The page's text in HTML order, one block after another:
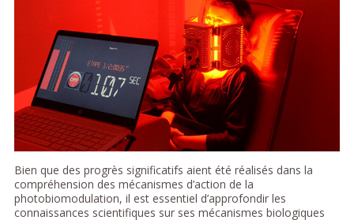
Bien que des progrès significatifs aient été réalisés dans la
compréhension des mécanismes d’action de la
photobiomodulation, il est essentiel d’approfondir les
connaissances scientifiques sur ses mécanismes biologiques